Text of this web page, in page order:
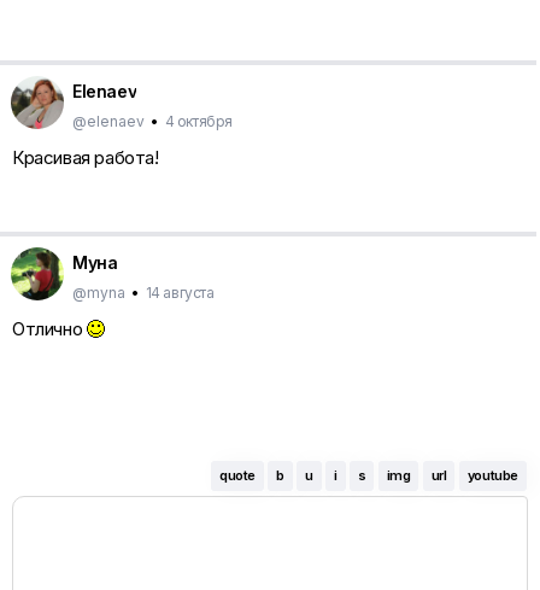
Elenaev
@elenaev • 4 октября
Красивая работа!
Муна
@myna • 14 августа
Отлично
quote b u i s img url youtube